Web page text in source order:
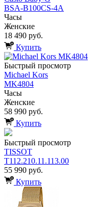
BSA-B100CS-4A
Часы
Женские
18 490 руб.
Купить
Быстрый просмотр
Michael Kors
MK4804
Часы
Женские
58 990 руб.
Купить
Быстрый просмотр
TISSOT
T112.210.11.113.00
55 990 руб.
Купить